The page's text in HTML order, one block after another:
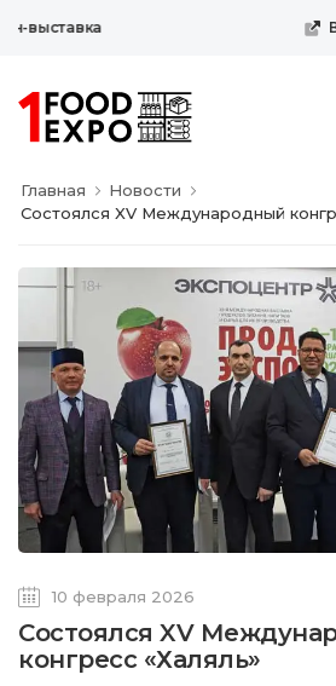
выставка
Главная
Новости
Состоялся XV Международный
10 февраля 2026
Состоялся XV
конгресс «Халяль»